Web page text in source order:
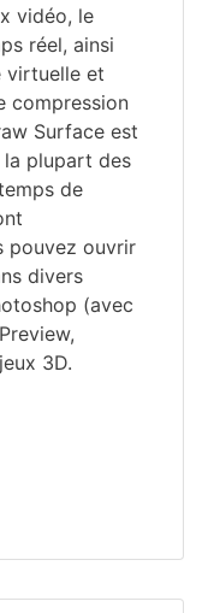
vidéo, le
réel, ainsi
virtuelle et
compression
Surface est
la plupart des
de
pouvez ouvrir
divers
(avec
3D.